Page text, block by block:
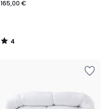
165,00 €
4
/